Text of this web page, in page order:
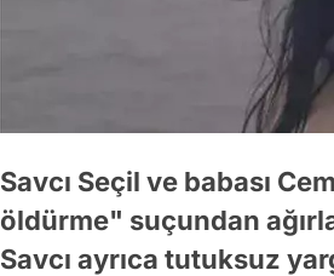
Savcı Seçil ve babası
öldürme" suçundan
Savcı ayrıca tutuksuz